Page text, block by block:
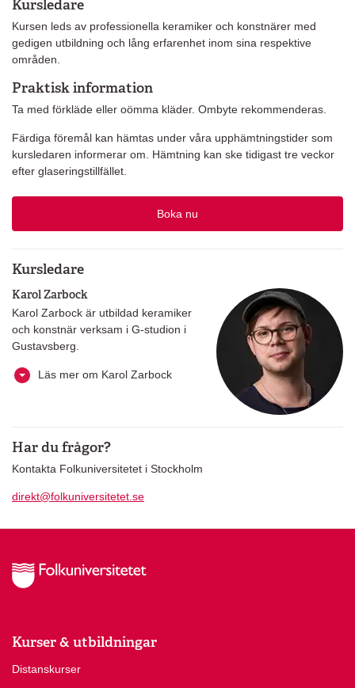
Kursledare
Kursen leds av professionella keramiker och konstnärer med
gedigen utbildning och lång erfarenhet inom sina respektive
områden.
Praktisk information
Ta med förkläde eller oömma kläder. Ombyte rekommenderas.
Färdiga föremål kan hämtas under våra upphämtningstider som
kursledaren informerar om. Hämtning kan ske tidigast tre veckor
efter glaseringstillfället.
Boka nu
Kursledare
Karol Zarbock
Karol Zarbock är utbildad keramiker
och konstnär verksam i G-studion i
Gustavsberg.
Läs mer om Karol Zarbock
Har du frågor?
Kontakta Folkuniversitetet i Stockholm
direkt@folkuniversitetet.se
Kurser & utbildningar
Distanskurser